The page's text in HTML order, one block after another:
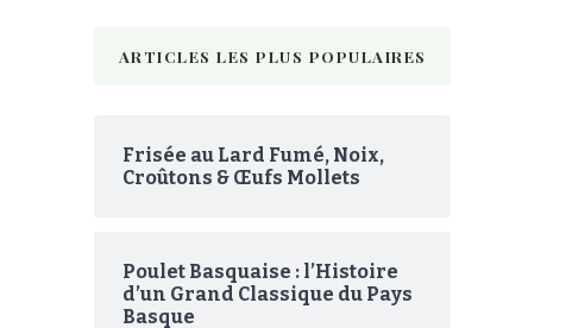
ARTICLES LES PLUS POPULAIRES
Frisée au Lard Fumé, Noix,
Croûtons & Œufs Mollets
Poulet Basquaise : l’Histoire
d’un Grand Classique du Pays
Basque